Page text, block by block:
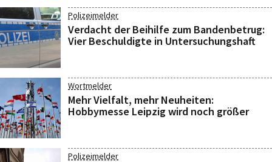
Polizeimelder
Verdacht der Beihilfe zum Bandenbetrug:
Vier Beschuldigte in Untersuchungshaft
Wortmelder
Mehr Vielfalt, mehr Neuheiten:
Hobbymesse Leipzig wird noch größer
Polizeimelder